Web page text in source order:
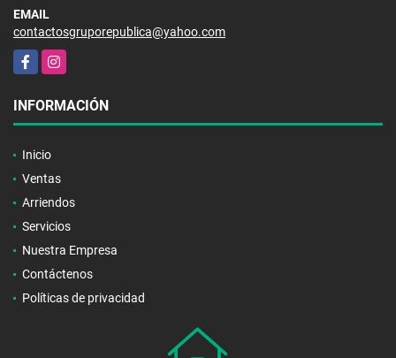
EMAIL
contactosgruporepublica@yahoo.com
FacebookInstagram
INFORMACIÓN
Inicio
Ventas
Arriendos
Servicios
Nuestra Empresa
Contáctenos
Políticas de privacidad